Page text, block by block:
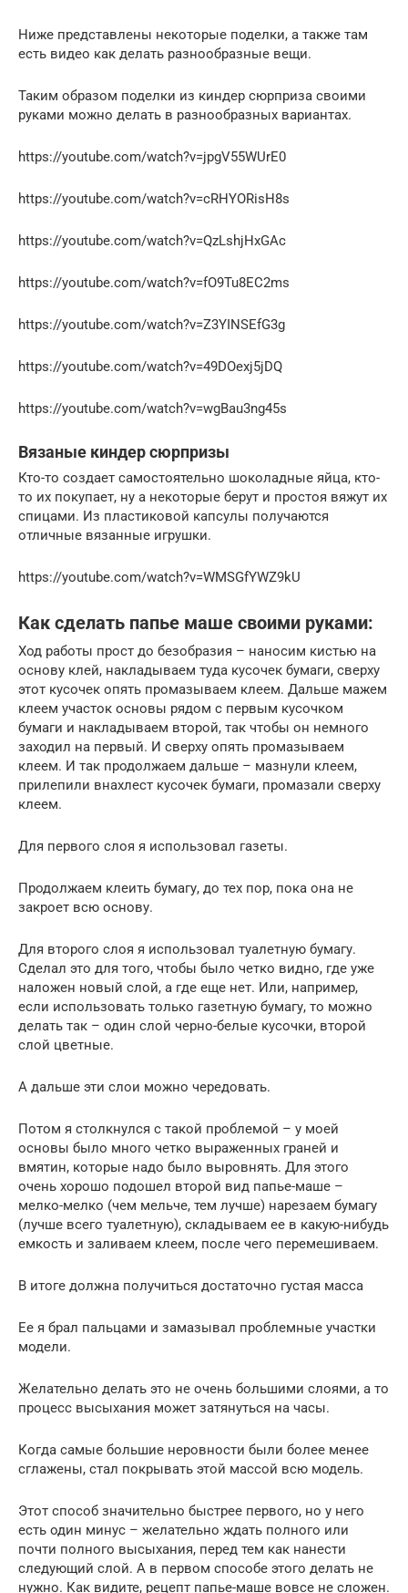
Ниже представлены некоторые поделки, а также там
есть видео как делать разнообразные вещи.
Таким образом поделки из киндер сюрприза своими
руками можно делать в разнообразных вариантах.
https://youtube.com/watch?v=jpgV55WUrE0
https://youtube.com/watch?v=cRHYORisH8s
https://youtube.com/watch?v=QzLshjHxGAc
https://youtube.com/watch?v=fO9Tu8EC2ms
https://youtube.com/watch?v=Z3YINSEfG3g
https://youtube.com/watch?v=49DOexj5jDQ
https://youtube.com/watch?v=wgBau3ng45s
Вязаные киндер сюрпризы
Кто-то создает самостоятельно шоколадные яйца, кто-
то их покупает, ну а некоторые берут и простоя вяжут их
спицами. Из пластиковой капсулы получаются
отличные вязанные игрушки.
https://youtube.com/watch?v=WMSGfYWZ9kU
Как сделать папье маше своими руками:
Ход работы прост до безобразия – наносим кистью на
основу клей, накладываем туда кусочек бумаги, сверху
этот кусочек опять промазываем клеем. Дальше мажем
клеем участок основы рядом с первым кусочком
бумаги и накладываем второй, так чтобы он немного
заходил на первый. И сверху опять промазываем
клеем. И так продолжаем дальше – мазнули клеем,
прилепили внахлест кусочек бумаги, промазали сверху
клеем.
Для первого слоя я использовал газеты.
Продолжаем клеить бумагу, до тех пор, пока она не
закроет всю основу.
Для второго слоя я использовал туалетную бумагу.
Сделал это для того, чтобы было четко видно, где уже
наложен новый слой, а где еще нет. Или, например,
если использовать только газетную бумагу, то можно
делать так – один слой черно-белые кусочки, второй
слой цветные.
А дальше эти слои можно чередовать.
Потом я столкнулся с такой проблемой – у моей
основы было много четко выраженных граней и
вмятин, которые надо было выровнять. Для этого
очень хорошо подошел второй вид папье-маше –
мелко-мелко (чем мельче, тем лучше) нарезаем бумагу
(лучше всего туалетную), складываем ее в какую-нибудь
емкость и заливаем клеем, после чего перемешиваем.
В итоге должна получиться достаточно густая масса
Ее я брал пальцами и замазывал проблемные участки
модели.
Желательно делать это не очень большими слоями, а то
процесс высыхания может затянуться на часы.
Когда самые большие неровности были более менее
сглажены, стал покрывать этой массой всю модель.
Этот способ значительно быстрее первого, но у него
есть один минус – желательно ждать полного или
почти полного высыхания, перед тем как нанести
следующий слой. А в первом способе этого делать не
нужно. Как видите, рецепт папье-маше вовсе не сложен.